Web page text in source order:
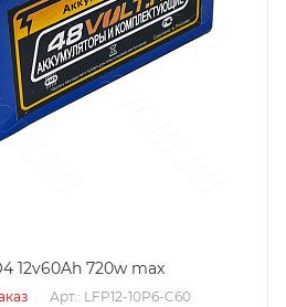
12v60Ah 720w max
Арт.: LFP12-10P6-C60